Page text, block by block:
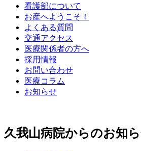
看護部について
お産へようこそ！
よくある質問
交通アクセス
医療関係者の方へ
採用情報
お問い合わせ
医療コラム
お知らせ
久我山病院からのお知